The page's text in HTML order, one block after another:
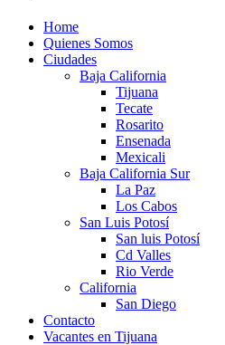
Home
Quienes Somos
Ciudades
Baja California
Tijuana
Tecate
Rosarito
Ensenada
Mexicali
Baja California Sur
La Paz
Los Cabos
San Luis Potosí
San luis Potosí
Cd Valles
Rio Verde
California
San Diego
Contacto
Vacantes en Tijuana